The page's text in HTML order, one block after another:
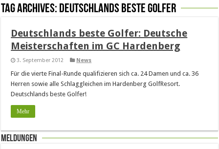
Tag Archives: deutschlands beste golfer
Deutschlands beste Golfer: Deutsche
Meisterschaften im GC Hardenberg
3. September 2012 News
Für die vierte Final-Runde qualifizieren sich ca. 24 Damen und ca. 36
Herren sowie alle Schlaggleichen im Hardenberg GolfResort.
Deutschlands beste Golfer!
Mehr
Meldungen